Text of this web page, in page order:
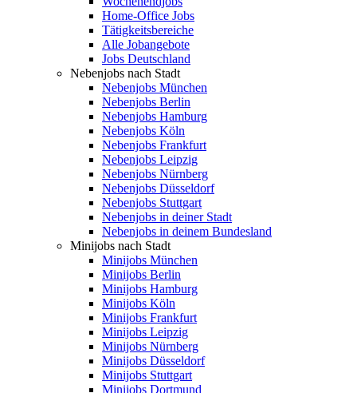
Home-Office Jobs
Tätigkeitsbereiche
Alle Jobangebote
Jobs Deutschland
Nebenjobs nach Stadt
Nebenjobs München
Nebenjobs Berlin
Nebenjobs Hamburg
Nebenjobs Köln
Nebenjobs Frankfurt
Nebenjobs Leipzig
Nebenjobs Nürnberg
Nebenjobs Düsseldorf
Nebenjobs Stuttgart
Nebenjobs in deiner Stadt
Nebenjobs in deinem Bundesland
Minijobs nach Stadt
Minijobs München
Minijobs Berlin
Minijobs Hamburg
Minijobs Köln
Minijobs Frankfurt
Minijobs Leipzig
Minijobs Nürnberg
Minijobs Düsseldorf
Minijobs Stuttgart
Minijobs Dortmund